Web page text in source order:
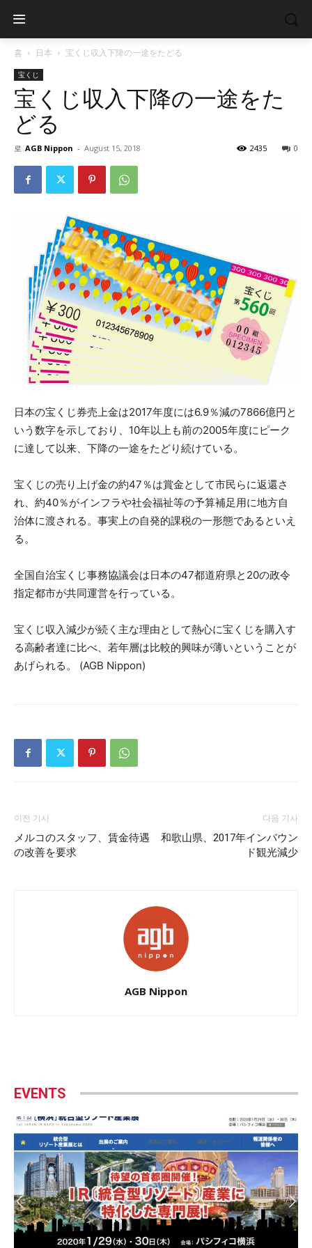
홈 日本 宝くじ収入下降の一途をたどる
宝くじ
宝くじ収入下降の一途をた
どる
로 AGB Nippon - August 15, 2018 0
2435
日本の宝くじ券売上金は2017年度には6.9％減の7866億円と
いう数字を示しており、10年以上も前の2005年度にピーク
に達して以来、下降の一途をたどり続けている。
宝くじの売り上げ金の約47％は賞金として市民らに返還さ
れ、約40％がインフラや社会福祉等の予算補足用に地方自
治体に渡される。事実上の自発的課税の一形態であるといえ
る。
全国自治宝くじ事務協議会は日本の47都道府県と20の政令
指定都市が共同運営を行っている。
宝くじ収入減少が続く主な理由として熱心に宝くじを購入す
る高齢者達に比べ、若年層は比較的興味が薄いということが
あげられる。 (AGB Nippon)
이전 기사
メルコのスタッフ、賃金待遇
の改善を要求
다음 기사
和歌山県、2017年インバウン
ド観光減少
AGB Nippon
EVENTS